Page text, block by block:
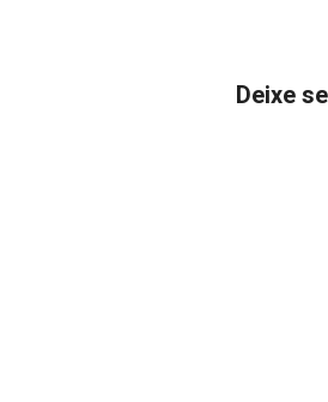
Deixe